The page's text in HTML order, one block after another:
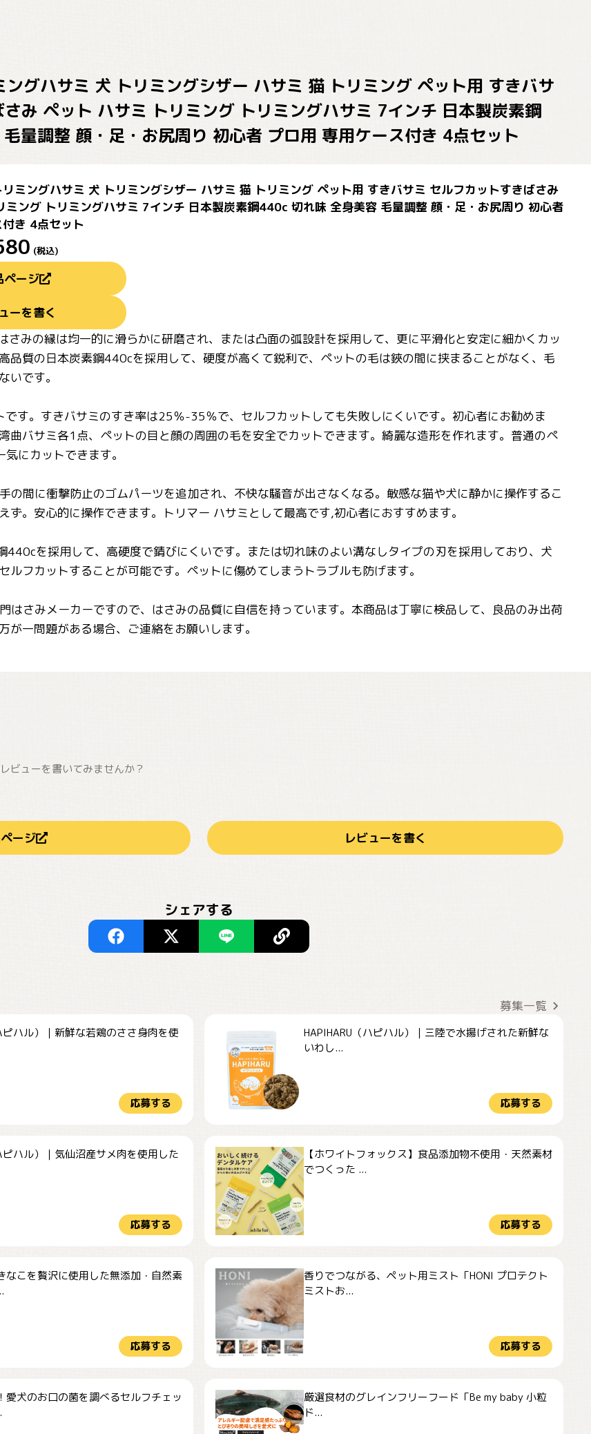
グハサミ 犬 トリミングシザー ハサミ 猫 トリミング ペット用 すきバサ
み ペット ハサミ トリミング トリミングハサミ 7インチ 日本製炭素鋼
量調整 顔・足・お尻周り 初心者 プロ用 専用ケース付き 4点セット
ミングハサミ 犬 トリミングシザー ハサミ 猫 トリミング ペット用 すきバサミ セルフカットすきばさみ
ミング トリミングハサミ 7インチ 日本製炭素鋼440c 切れ味 全身美容 毛量調整 顔・足・お尻周り 初心者
き 4点セット
(税込)
ページ
ーを書く
さみの縁は均一的に滑らかに研磨され、または凸面の弧設計を採用して、更に平滑化と安定に細かくカッ
品質の日本炭素鋼440cを採用して、硬度が高くて鋭利で、ペットの毛は鋏の間に挟まることがなく、毛
いです。
す。すきバサミのすき率は25％-35％で、セルフカットしても失敗しにくいです。初心者にお勧めま
曲バサミ各1点、ペットの目と顔の周囲の毛を安全でカットできます。綺麗な造形を作れます。普通のペ
にカットできます。
の間に衝撃防止のゴムパーツを追加され、不快な騒音が出さなくなる。敏感な猫や犬に静かに操作するこ
ず。安心的に操作できます。トリマー ハサミとして最高です,初心者におすすめます。
440cを採用して、高硬度で錆びにくいです。または切れ味のよい溝なしタイプの刃を採用しており、犬
ルフカットすることが可能です。ペットに傷めてしまうトラブルも防げます。
はさみメーカーですので、はさみの品質に自信を持っています。本商品は丁寧に検品して、良品のみ出荷
が一問題がある場合、ご連絡をお願いします。
ビューを書いてみませんか？
ージ レビューを書く
シェアする
募集一覧
ピハル）｜新鮮な若鶏のささ身肉を使
応募する
HAPIHARU（ハピハル）｜三陸で水揚げされた新鮮な
いわし...
応募する
ピハル）｜気仙沼産サメ肉を使用した
応募する
【ホワイトフォックス】食品添加物不使用・天然素材
でつくった ...
応募する
なこを贅沢に使用した無添加・自然素
応募する
香りでつながる、ペット用ミスト「HONI プロテクト
ミストお...
応募する
愛犬のお口の菌を調べるセルフチェッ
厳選食材のグレインフリーフード「Be my baby 小粒
ド...